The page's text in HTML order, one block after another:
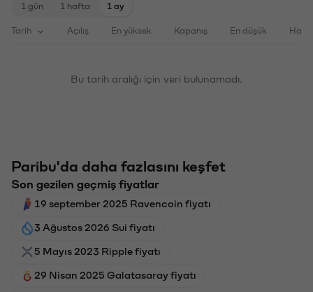
1 gün 1 hafta 1 ay
Tarih Açılış En yüksek Kapanış En düşük
Bu tarih aralığı için veri bulunamadı.
Paribu'da daha fazlasını keşfet
Son gezilen geçmiş fiyatlar
19 september 2025 Ravencoin fiyatı
3 Ağustos 2026 Sui fiyatı
5 Mayıs 2023 Ripple fiyatı
29 Nisan 2025 Galatasaray fiyatı